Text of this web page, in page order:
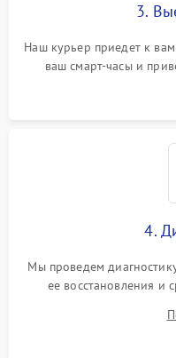
3.
Наш курьер приедет к
ваш смарт-часы и
4.
Мы проведем
ее восстановления и